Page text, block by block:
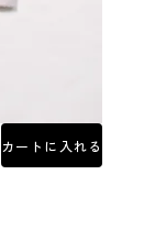
カートに入れる